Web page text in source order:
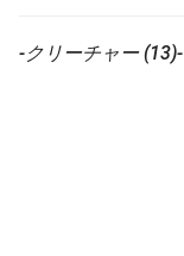
-クリーチャー (13)-